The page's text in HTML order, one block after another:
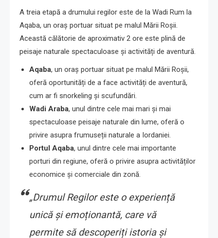
A treia etapă a drumului regilor este de la Wadi Rum la
Aqaba, un oraș portuar situat pe malul Mării Roșii.
Această călătorie de aproximativ 2 ore este plină de
peisaje naturale spectaculoase și activități de aventură.
Aqaba, un oraș portuar situat pe malul Mării Roșii,
oferă oportunități de a face activități de aventură,
cum ar fi snorkeling și scufundări.
Wadi Araba, unul dintre cele mai mari și mai
spectaculoase peisaje naturale din lume, oferă o
privire asupra frumuseții naturale a Iordaniei.
Portul Aqaba, unul dintre cele mai importante
porturi din regiune, oferă o privire asupra activităților
economice și comerciale din zonă.
„Drumul Regilor este o experiență
unică și emoționantă, care vă
permite să descoperiți istoria și